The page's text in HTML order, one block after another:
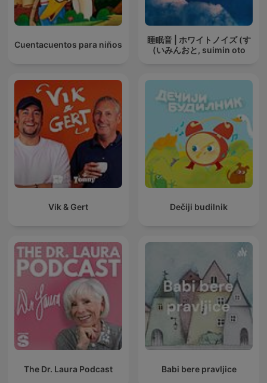
睡眠音 | ホワイトノイズ (す
いみんおと, suimin oto)
Cuentacuentos para niños
Dečiji budilnik
Vik & Gert
Babi bere pravljice
The Dr. Laura Podcast